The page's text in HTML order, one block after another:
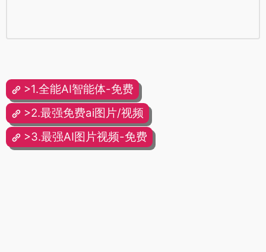
>1.全能AI智能体-免费
>2.最强免费ai图片/视频
>3.最强AI图片视频-免费